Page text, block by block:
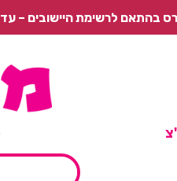
עסקים, ועד 4 ימי עסקים למוצרים ממותגים. משלוח רגיל בתשלום או איסוף עצמי חינם.